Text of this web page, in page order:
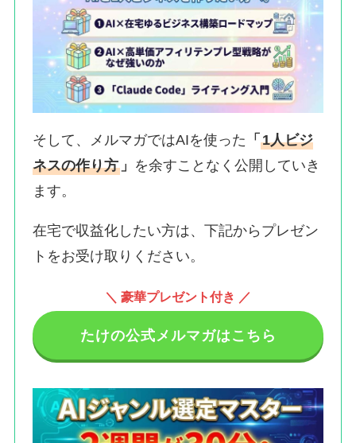
そして、メルマガではAIを使った 「1人ビジ
ネスの作り方 」 を余すことなく公開していき
ます。
在宅で収益化したい方は、下記からプレゼン
トをお受け取りください。
＼ 豪華プレゼント付き ／
たけの公式メルマガはこちら